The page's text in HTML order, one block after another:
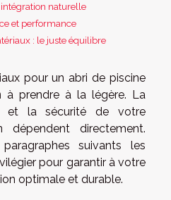
naturelle
et performance
: le juste équilibre
pour un abri de piscine
à prendre à la légère. La
et la sécurité de votre
dépendent directement.
suivants les
pour garantir à votre
optimale et durable.